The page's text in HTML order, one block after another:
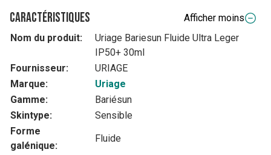
Caractéristiques
Afficher moins
Nom du produit:
Uriage Bariesun Fluide Ultra Leger
IP50+ 30ml
Fournisseur:
URIAGE
Marque:
Uriage
Gamme:
Bariésun
Skintype:
Sensible
Forme
galénique:
Fluide